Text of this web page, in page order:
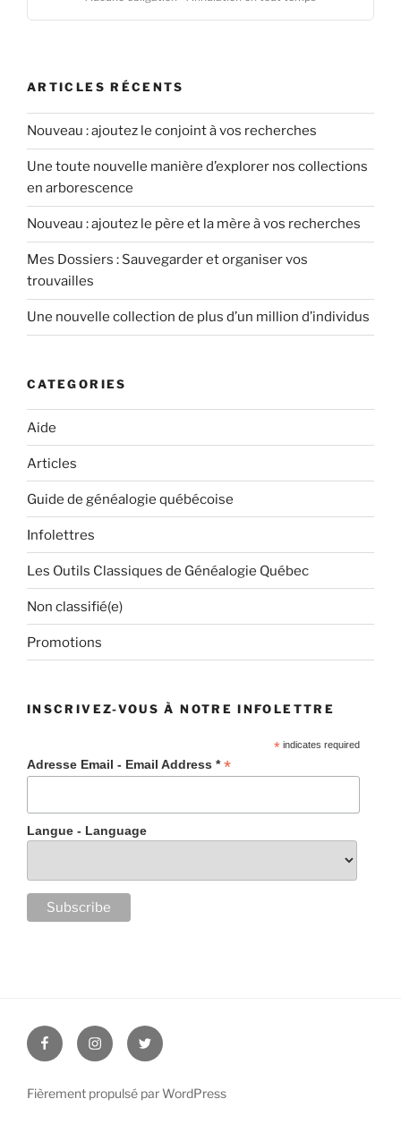
ARTICLES RÉCENTS
Nouveau : ajoutez le conjoint à vos recherches
Une toute nouvelle manière d’explorer nos collections
en arborescence
Nouveau : ajoutez le père et la mère à vos recherches
Mes Dossiers : Sauvegarder et organiser vos
trouvailles
Une nouvelle collection de plus d’un million d’individus
CATEGORIES
Aide
Articles
Guide de généalogie québécoise
Infolettres
Les Outils Classiques de Généalogie Québec
Non classifié(e)
Promotions
INSCRIVEZ-VOUS À NOTRE INFOLETTRE
* indicates required
Adresse Email - Email Address **
Langue - Language
FacebookInstagramTwitter
Fièrement propulsé par WordPress